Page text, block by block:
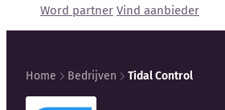
Word partner Vind aanbieder
Kennisbank
Home Bedrijven Tidal Control